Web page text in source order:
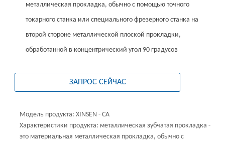
металлическая прокладка, обычно с помощью точного
токарного станка или специального фрезерного станка на
второй стороне металлической плоской прокладки,
обработанной в концентрический угол 90 градусов
ЗАПРОС СЕЙЧАС
Модель продукта: XINSEN - CA
Характеристики продукта: металлическая зубчатая прокладка -
это материальная металлическая прокладка, обычно с